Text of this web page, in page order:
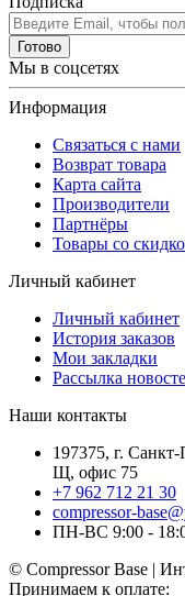
Готово
Мы в соцсетях
Информация
Связаться с нами
Возврат товара
Карта сайта
Производители
Партнёры
Товары со
Личный кабинет
Личный кабинет
История заказов
Мои закладки
Рассылка
Наши контакты
197375, г.
Щ, офис 75
+7 962 712 21 30
compressor-
ПН-ВС 9:00 -
© Compressor Base |
Принимаем к оплате: